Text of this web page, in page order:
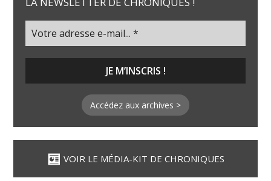
Accédez aux archives >
VOIR LE MÉDIA-KIT DE CHRONIQUES